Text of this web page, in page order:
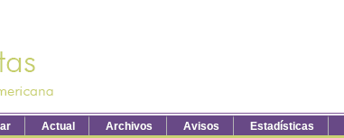
Actual Archivos Avisos Estadísticas